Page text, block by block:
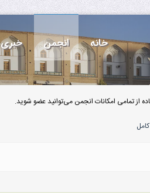
خانه انجمن خبری
از تمامی امکانات انجمن می‌توانید عضو شوید.